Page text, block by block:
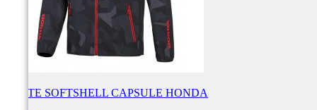
VESTE SOFTSHELL CAPSULE HONDA